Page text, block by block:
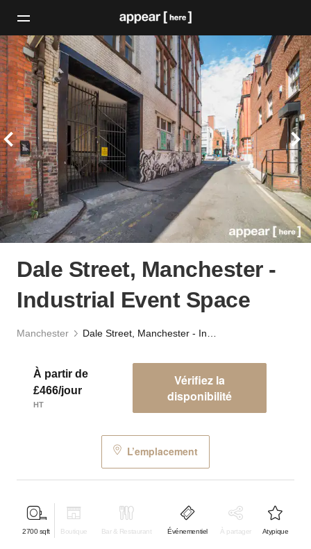
Dale Street, Manchester -
Industrial Event Space
Manchester
À partir de
£466/jour
HT
Vérifiez la
disponibilité
L’emplacement
2700 sqft Boutique Bar & Restaurant Événementiel À partager Atypique